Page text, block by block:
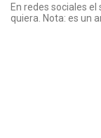
En redes sociales
quiera. Nota: es un